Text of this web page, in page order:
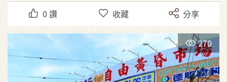
0 讚 收藏 分享
270